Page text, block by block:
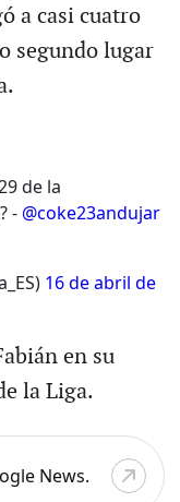
a casi cuatro
segundo lugar
de la
- @coke23andujar
16 de abril de
en su
la Liga.
News.